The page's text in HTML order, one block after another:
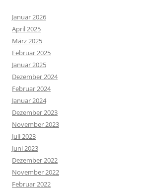
Januar 2026
April 2025
März 2025
Februar 2025
Januar 2025
Dezember 2024
Februar 2024
Januar 2024
Dezember 2023
November 2023
Juli 2023
Juni 2023
Dezember 2022
November 2022
Februar 2022